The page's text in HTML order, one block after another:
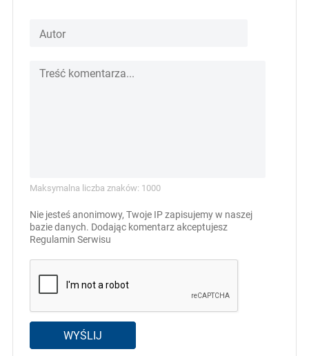
Maksymalna liczba znaków: 1000
Nie jesteś anonimowy, Twoje IP zapisujemy w naszej
bazie danych. Dodając komentarz akceptujesz
Regulamin Serwisu
WYŚLIJ